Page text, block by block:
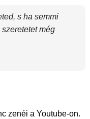
s ha semmi
még
zenéi a Youtube-on.